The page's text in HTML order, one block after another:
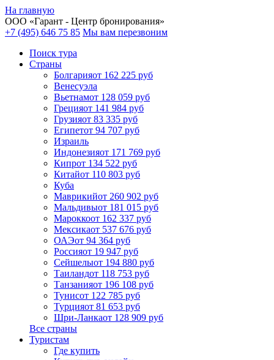
На главную
ООО «Гарант - Центр бронирования»
+7 (495) 646 75 85 Мы вам перезвоним
Поиск тура
Cтраны
Болгарияот 162 225 руб
Венесуэла
Вьетнамот 128 059 руб
Грецияот 141 984 руб
Грузияот 83 335 руб
Египетот 94 707 руб
Израиль
Индонезияот 171 769 руб
Кипрот 134 522 руб
Китайот 110 803 руб
Куба
Маврикийот 260 902 руб
Мальдивыот 181 015 руб
Мароккоот 162 337 руб
Мексикаот 537 676 руб
ОАЭот 94 364 руб
Россияот 19 947 руб
Сейшелыот 194 880 руб
Таиландот 118 753 руб
Танзанияот 196 108 руб
Тунисот 122 785 руб
Турцияот 81 653 руб
Шри-Ланкаот 128 909 руб
Все страны
Туристам
Где купить